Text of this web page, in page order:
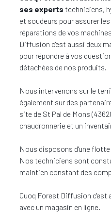
ses experts techniciens,
et soudeurs pour assurer
réparations de vos
Diffusion c'est aussi deux
pour répondre à vos
détachées de nos produits.
Nous intervenons sur le
également sur des
site de St Pal de Mons
chaudronnerie et un
Nous disposons d'une
Nos techniciens sont
maintien constant des
Cuoq Forest Diffusion c'est
avec un magasin en ligne.